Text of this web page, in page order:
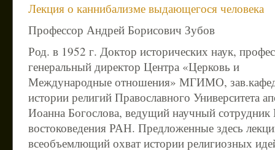
Лекция о каннибализме выдающегося человека
Профессор Андрей Борисович Зубов
Род. в 1952 г. Доктор исторических наук,
генеральный директор Центра «Церковь и
Международные отношения» МГИМО,
истории религий Православного Университета
Иоанна Богослова, ведущий научный сотрудник
востоковедения РАН. Предложенные здесь
всеобъемлющий охват истории религиозных